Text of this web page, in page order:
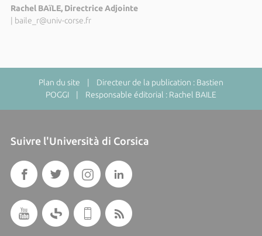
Rachel BAïLE, Directrice Adjointe
| baile_r@univ-corse.fr
Plan du site | Directeur de la publication : Bastien
POGGI | Responsable éditorial : Rachel BAILE
Suivre l'Università di Corsica